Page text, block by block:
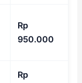
Rp
950.000
Rp